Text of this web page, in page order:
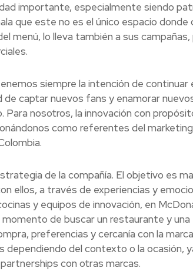
importante, especialmente siendo
que este no es el único espacio donde
menú, lo lleva también a sus
siempre la intención de continuar
captar nuevos fans y enamorar
nosotros, la innovación con
como referentes del
de la compañía. El objetivo es
ellos, a través de experiencias y
y equipos de innovación, en
de buscar un restaurante y una
preferencias y cercanía con la
del contexto o la ocasión,
con otras marcas.